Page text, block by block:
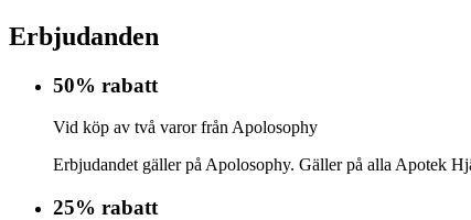
Erbjudanden
50% rabatt
Vid köp av två varor från Apolosophy
Erbjudandet gäller på Apolosophy. Gäller på alla Apotek
25% rabatt